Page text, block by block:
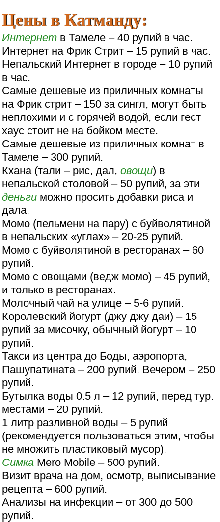
Цены в Катманду:
Интернет в Тамеле – 40 рупий в час.
Интернет на Фрик Стрит – 15 рупий в час.
Непальский Интернет в городе – 10 рупий
в час.
Самые дешевые из приличных комнаты
на Фрик стрит – 150 за сингл, могут быть
неплохими и с горячей водой, если гест
хаус стоит не на бойком месте.
Самые дешевые из приличных комнат в
Тамеле – 300 рупий.
Кхана (тали – рис, дал,овощи) в
непальской столовой – 50 рупий, за эти
деньги можно просить добавки риса и
дала.
Момо (пельмени на пару) с буйволятиной
в непальских «углах» – 20-25 рупий.
Момо с буйволятиной в ресторанах – 60
рупий.
Момо с овощами (ведж момо) – 45 рупий,
и только в ресторанах.
Молочный чай на улице – 5-6 рупий.
Королевский йогурт (джу джу даи) – 15
рупий за мисочку, обычный йогурт – 10
рупий.
Такси из центра до Боды, аэропорта,
Пашупатината – 200 рупий. Вечером – 250
рупий.
Бутылка воды 0.5 л – 12 рупий, перед тур.
местами – 20 рупий.
1 литр разливной воды – 5 рупий
(рекомендуется пользоваться этим, чтобы
не множить пластиковый мусор).
Симка Mero Mobile – 500 рупий.
Визит врача на дом, осмотр, выписывание
рецепта – 600 рупий.
Анализы на инфекции – от 300 до 500
рупий.